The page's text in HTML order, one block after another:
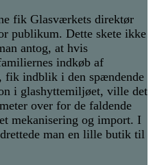
fik Glasværkets direktør
publikum. Dette skete ikke
antog, at hvis
indkøb af
fik indblik i den spændende
i glashyttemiljøet, ville det
over for de faldende
mekanisering og import. I
man en lille butik til